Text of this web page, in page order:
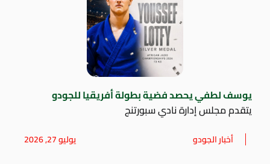
يوسف لطفي يحصد فضية بطولة أفريقيا للجودو
يتقدم مجلس إدارة نادي سبورتنج
أخبار الجودو يوليو 27, 2026